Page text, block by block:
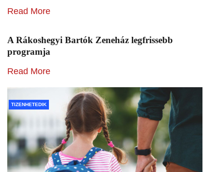
Read More
A Rákoshegyi Bartók Zeneház legfrissebb
programja
Read More
TIZENHETEDIK